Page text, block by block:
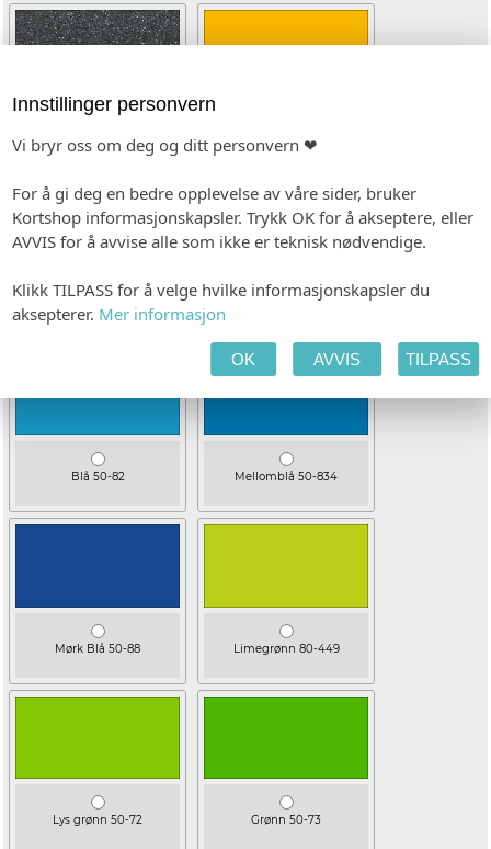
Orange 50-34
Blå 50-82 Mellomblå 50-834
Mørk Blå 50-88 Limegrønn 80-449
Lys grønn 50-72 Grønn 50-73
Innstillinger personvern
Vi bryr oss om deg og ditt personvern ❤
For å gi deg en bedre opplevelse av våre sider, bruker
Kortshop informasjonskapsler. Trykk OK for å akseptere, eller
AVVIS for å avvise alle som ikke er teknisk nødvendige.
Klikk TILPASS for å velge hvilke informasjonskapsler du
aksepterer. Mer informasjon
OK AVVIS TILPASS